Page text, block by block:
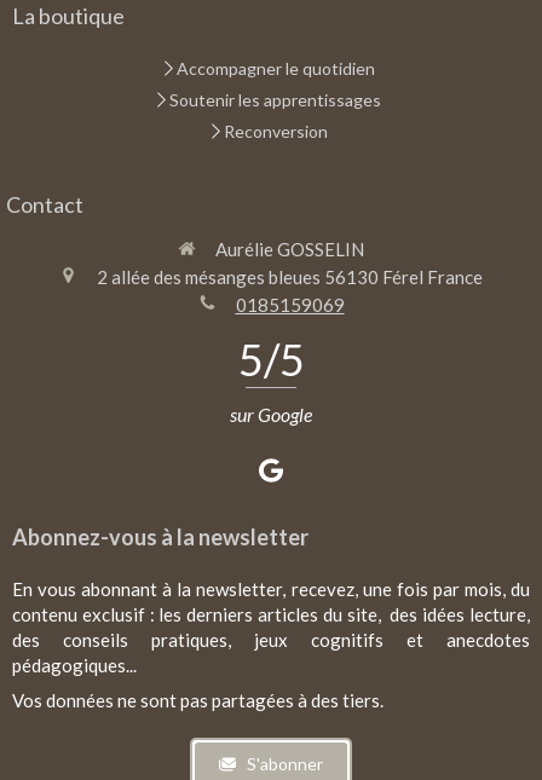
La boutique
Accompagner le quotidien
Soutenir les apprentissages
Reconversion
Contact
Aurélie GOSSELIN
2 allée des mésanges bleues 56130 Férel France
0185159069
5/5
sur Google
Abonnez-vous à la newsletter
En vous abonnant à la newsletter, recevez, une fois par mois, du
contenu exclusif : les derniers articles du site, des idées lecture,
des conseils pratiques, jeux cognitifs et anecdotes
pédagogiques...
Vos données ne sont pas partagées à des tiers.
S'abonner